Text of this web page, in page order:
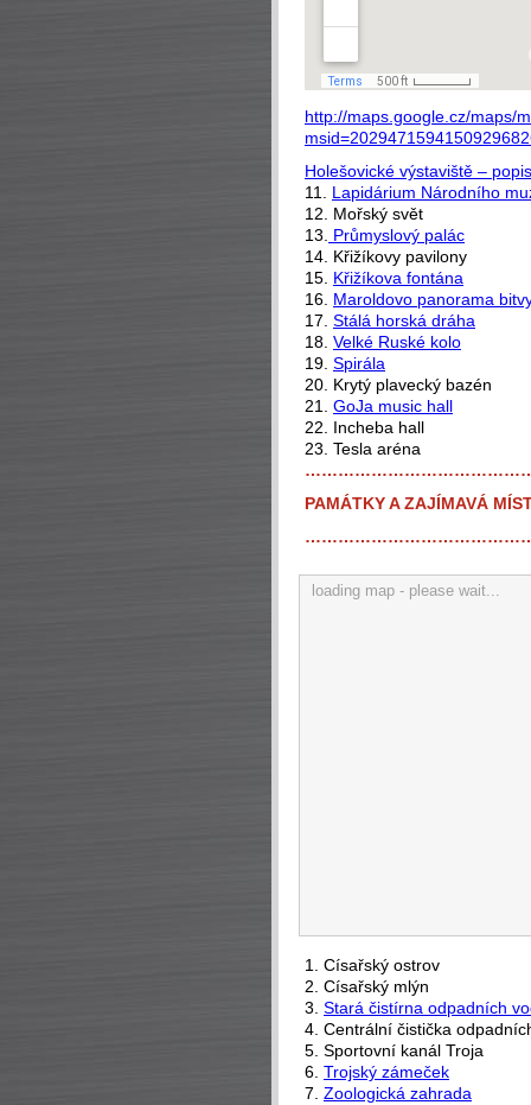
http://maps.google.cz/maps/
Holešovické výstaviště –
11. Lapidárium Národního
12. Mořský svět
13.
Průmyslový palác
14. Křižíkovy pavilony
15. Křižíkova fontána
16. Maroldovo panorama
17. Stálá horská dráha
18. Velké Ruské kolo
19. Spirála
20. Krytý plavecký bazén
21. GoJa music hall
22. Incheba hall
23. Tesla aréna
PAMÁTKY A ZAJÍMAVÁ
loading map - please wait...
1. Císařský ostrov
2. Císařský mlýn
3. Stará čistírna odpadních
4. Centrální čistička
5. Sportovní kanál Troja
6. Trojský zámeček
7. Zoologická zahrada